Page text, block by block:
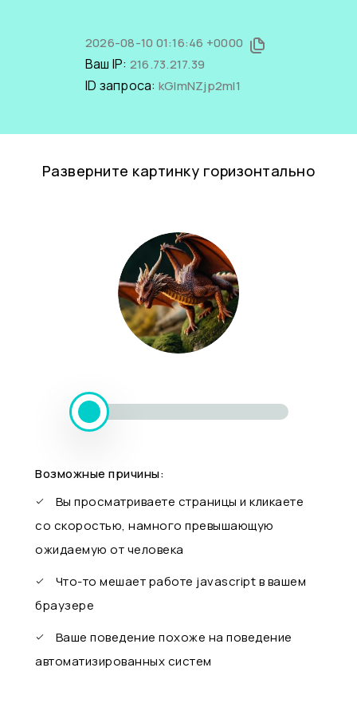
2026-08-10 01:16:46 +0000
Ваш IP: 216.73.217.39
ID запроса: kGImNZjp2mI1
Разверните картинку горизонтально
Возможные причины:
Вы просматриваете страницы и кликаете
со скоростью, намного превышающую
ожидаемую от человека
Что-то мешает работе javascript в вашем
браузере
Ваше поведение похоже на поведение
автоматизированных систем